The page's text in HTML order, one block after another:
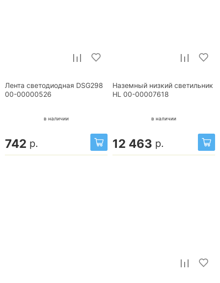
Лента светодиодная DSG298
00-00000526
в наличии
742 р.
Наземный низкий светильник
HL 00-00007618
в наличии
12 463 р.